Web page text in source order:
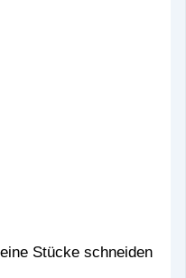
Stücke schneiden